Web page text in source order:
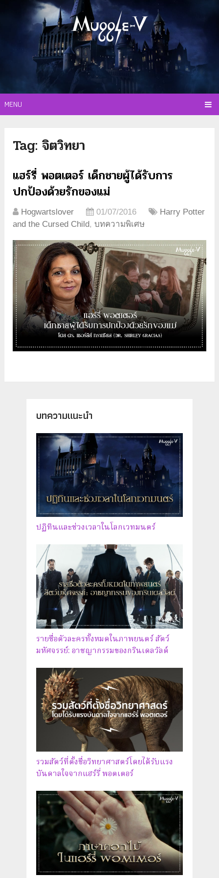
MENU
Tag:จิตวิทยา
แฮร์รี่ พอตเตอร์ เด็กชายผู้ได้รับการ
ปกป้องด้วยรักของแม่
Hogwartslover 01/07/2016
Harry Potter
and the Cursed Child,บทความพิเศษ
บทความแนะนำ
ปฏิทินและช่วงเวลาในโลกเวทมนตร์
รายชื่อตัวละครทั้งหมดในภาพยนตร์ สัตว์
มหัศจรรย์: อาชญากรรมของกรินเดลวัลด์
รวมสัตว์ที่ตั้งชื่อวิทยาศาสตร์โดยได้รับแรง
บันดาลใจจากแฮร์รี่ พอตเตอร์